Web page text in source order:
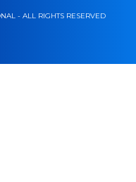
- ALL RIGHTS RESERVED